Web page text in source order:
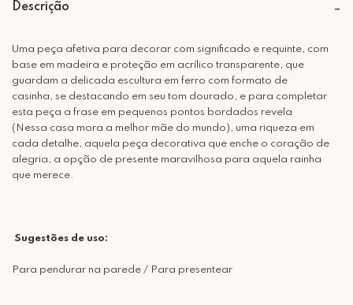
Descrição
Uma peça afetiva para decorar com significado e requinte, com
base em madeira e proteção em acrílico transparente, que
guardam a delicada escultura em ferro com formato de
casinha, se destacando em seu tom dourado, e para completar
esta peça a frase em pequenos pontos bordados revela
(Nessa casa mora a melhor mãe do mundo), uma riqueza em
cada detalhe, aquela peça decorativa que enche o coração de
alegria, a opção de presente maravilhosa para aquela rainha
que merece.
Sugestões de uso:
Para pendurar na parede / Para presentear